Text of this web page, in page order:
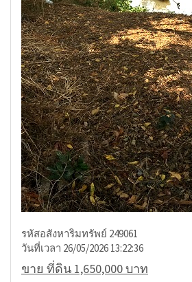
รหัสอสังหาริมทรัพย์ 249061
วันที่เวลา 26/05/2026 13:22:36
ขาย ที่ดิน 1,650,000 บาท